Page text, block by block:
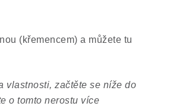
(křemencem) a můžete tu
vlastnosti, začtěte se níže do
o tomto nerostu více